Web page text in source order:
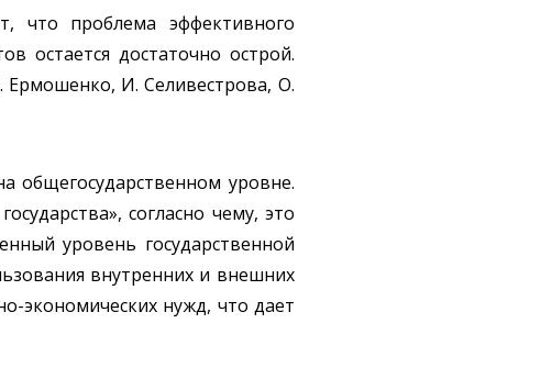
что проблема эффективного
остается достаточно острой.
Ермошенко, И. Селивестрова, О.
общегосударственном уровне.
согласно чему, это
уровень государственной
внутренних и внешних
экономических нужд, что дает